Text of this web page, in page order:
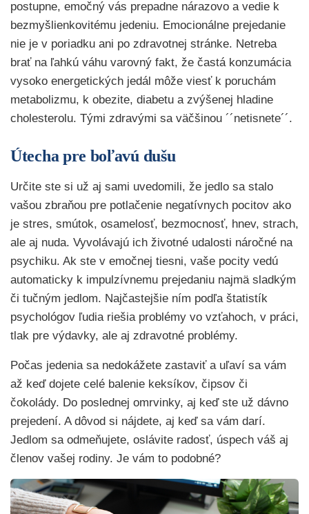
postupne, emočný vás prepadne nárazovo a vedie k
bezmyšlienkovitému jedeniu. Emocionálne prejedanie
nie je v poriadku ani po zdravotnej stránke. Netreba
brať na ľahkú váhu varovný fakt, že častá konzumácia
vysoko energetických jedál môže viesť k poruchám
metabolizmu, k obezite, diabetu a zvýšenej hladine
cholesterolu. Tými zdravými sa väčšinou ´´netisnete´´.
Útecha pre boľavú dušu
Určite ste si už aj sami uvedomili, že jedlo sa stalo
vašou zbraňou pre potlačenie negatívnych pocitov ako
je stres, smútok, osamelosť, bezmocnosť, hnev, strach,
ale aj nuda. Vyvolávajú ich životné udalosti náročné na
psychiku. Ak ste v emočnej tiesni, vaše pocity vedú
automaticky k impulzívnemu prejedaniu najmä sladkým
či tučným jedlom. Najčastejšie ním podľa štatistík
psychológov ľudia riešia problémy vo vzťahoch, v práci,
tlak pre výdavky, ale aj zdravotné problémy.
Počas jedenia sa nedokážete zastaviť a uľaví sa vám
až keď dojete celé balenie keksíkov, čipsov či
čokolády. Do poslednej omrvinky, aj keď ste už dávno
prejedení. A dôvod si nájdete, aj keď sa vám darí.
Jedlom sa odmeňujete, oslávite radosť, úspech váš aj
členov vašej rodiny. Je vám to podobné?